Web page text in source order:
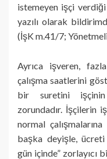
istemeyen işçi
yazılı olarak
(İşK m.41/7;
Ayrıca işveren,
çalışma saatlerini
bir suretini işçinin
zorundadır. İşçilerin
normal
başka deyişle,
gün içinde” zorlayıcı